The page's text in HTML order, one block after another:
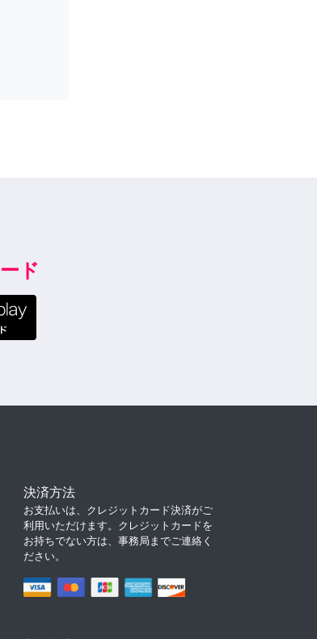
ド
決済方法
お支払いは、クレジットカード決済がご
利用いただけます。クレジットカードを
お持ちでない方は、事務局までご連絡く
ださい。